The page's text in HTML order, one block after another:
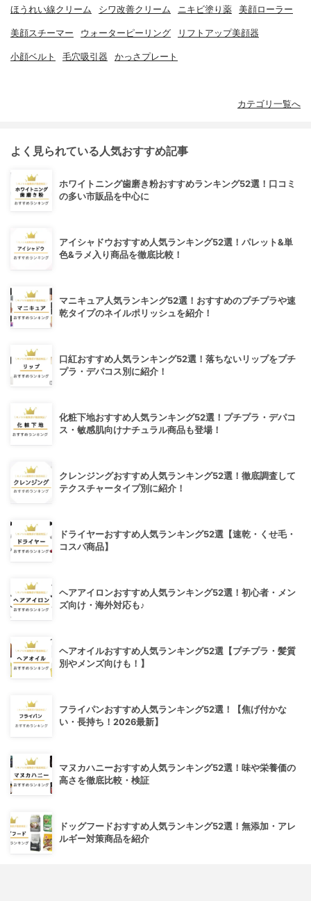
ほうれい線クリーム シワ改善クリーム ニキビ塗り薬 美顔ローラー
美顔スチーマー ウォーターピーリング リフトアップ美顔器
小顔ベルト 毛穴吸引器 かっさプレート
カテゴリ一覧へ
よく見られている人気おすすめ記事
ホワイトニング歯磨き粉おすすめランキング52選！口コミ
の多い市販品を中心に
アイシャドウおすすめ人気ランキング52選！パレット&単
色&ラメ入り商品を徹底比較！
マニキュア人気ランキング52選！おすすめのプチプラや速
乾タイプのネイルポリッシュを紹介！
口紅おすすめ人気ランキング52選！落ちないリップをプチ
プラ・デパコス別に紹介！
化粧下地おすすめ人気ランキング52選！プチプラ・デパコ
ス・敏感肌向けナチュラル商品も登場！
クレンジングおすすめ人気ランキング52選！徹底調査して
テクスチャータイプ別に紹介！
ドライヤーおすすめ人気ランキング52選【速乾・くせ毛・
コスパ商品】
ヘアアイロンおすすめ人気ランキング52選！初心者・メン
ズ向け・海外対応も♪
ヘアオイルおすすめ人気ランキング52選【プチプラ・髪質
別やメンズ向けも！】
フライパンおすすめ人気ランキング52選！【焦げ付かな
い・長持ち！2026最新】
マヌカハニーおすすめ人気ランキング52選！味や栄養価の
高さを徹底比較・検証
ドッグフードおすすめ人気ランキング52選！無添加・アレ
ルギー対策商品を紹介